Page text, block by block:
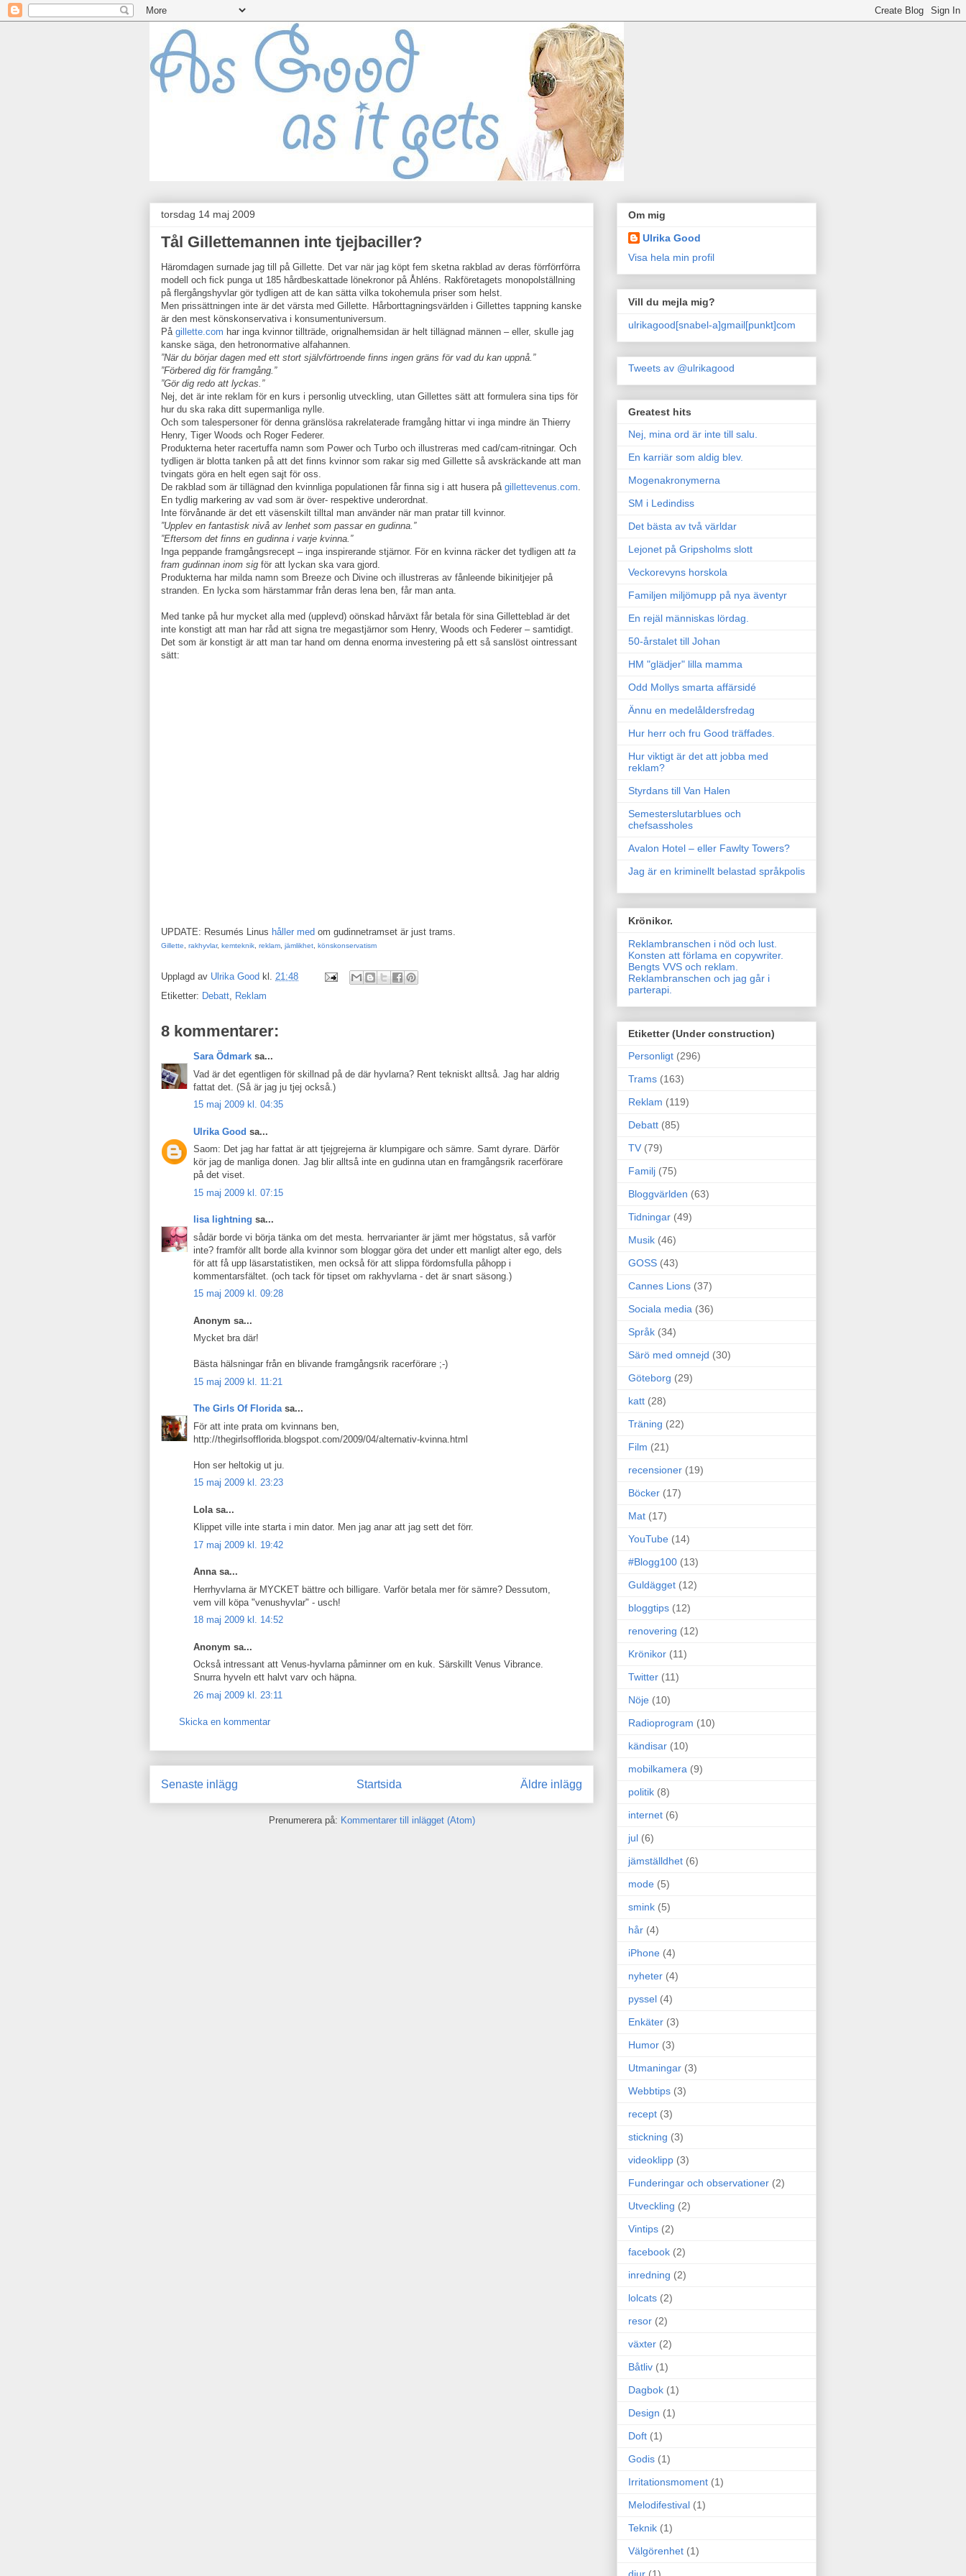
torsdag 14 maj 2009
Tål Gillettemannen inte tjejbaciller?
Häromdagen surnade jag till på Gillette. Det var när jag köpt fem sketna rakblad av deras förrförrförra
modell och fick punga ut 185 hårdbeskattade lönekronor på Åhléns. Rakföretagets monopolställning
på flergångshyvlar gör tydligen att de kan sätta vilka tokohemula priser som helst.
Men prissättningen inte är det värsta med Gillette. Hårborttagningsvärlden i Gillettes tappning kanske
är den mest könskonservativa i konsumentuniversum.
På gillette.com har inga kvinnor tillträde, orignalhemsidan är helt tillägnad männen – eller, skulle jag
kanske säga, den hetronormative alfahannen.
”När du börjar dagen med ett stort självförtroende finns ingen gräns för vad du kan uppnå.”
”Förbered dig för framgång.”
”Gör dig redo att lyckas.”
Nej, det är inte reklam för en kurs i personlig utveckling, utan Gillettes sätt att formulera sina tips för
hur du ska raka ditt supermanliga nylle.
Och som talespersoner för denna gränslösa rakrelaterade framgång hittar vi inga mindre än Thierry
Henry, Tiger Woods och Roger Federer.
Produkterna heter racertuffa namn som Power och Turbo och illustreras med cad/cam-ritningar. Och
tydligen är blotta tanken på att det finns kvinnor som rakar sig med Gillette så avskräckande att man
tvingats göra en helt egen sajt för oss.
De rakblad som är tillägnad den kvinnliga populationen får finna sig i att husera på gillettevenus.com.
En tydlig markering av vad som är över- respektive underordnat.
Inte förvånande är det ett väsenskilt tilltal man använder när man pratar till kvinnor.
”Upplev en fantastisk nivå av lenhet som passar en gudinna.”
”Eftersom det finns en gudinna i varje kvinna.”
Inga peppande framgångsrecept – inga inspirerande stjärnor. För en kvinna räcker det tydligen att ta
fram gudinnan inom sig för att lyckan ska vara gjord.
Produkterna har milda namn som Breeze och Divine och illustreras av fånleende bikinitjejer på
stranden. En lycka som härstammar från deras lena ben, får man anta.
Med tanke på hur mycket alla med (upplevd) oönskad hårväxt får betala för sina Gilletteblad är det
inte konstigt att man har råd att signa tre megastjärnor som Henry, Woods och Federer – samtidigt.
Det som är konstigt är att man tar hand om denna enorma investering på ett så sanslöst ointressant
sätt:
UPDATE: Resumés Linus håller med om gudinnetramset är just trams.
Gillette rakhyvlar, kemteknik reklam jämlikhet könskonservatism
Upplagd av Ulrika Good kl. 21:48
Etiketter: Debatt, Reklam
8 kommentarer:
Sara Ödmark sa...
Vad är det egentligen för skillnad på de där hyvlarna? Rent tekniskt alltså. Jag har aldrig
fattat det. (Så är jag ju tjej också.)
15 maj 2009 kl. 04:35
Ulrika Good sa...
Saom: Det jag har fattat är att tjejgrejerna är klumpigare och sämre. Samt dyrare. Därför
kör jag de manliga donen. Jag blir alltså inte en gudinna utan en framgångsrik racerförare
på det viset.
15 maj 2009 kl. 07:15
lisa lightning sa...
sådär borde vi börja tänka om det mesta. herrvarianter är jämt mer högstatus, så varför
inte? framför allt borde alla kvinnor som bloggar göra det under ett manligt alter ego, dels
för att få upp läsarstatistiken, men också för att slippa fördomsfulla påhopp i
kommentarsfältet. (och tack för tipset om rakhyvlarna - det är snart säsong.)
15 maj 2009 kl. 09:28
Anonym sa...
Mycket bra där!
Bästa hälsningar från en blivande framgångsrik racerförare ;-)
15 maj 2009 kl. 11:21
The Girls Of Floridasa...
För att inte prata om kvinnans ben,
http://thegirlsofflorida.blogspot.com/2009/04/alternativ-kvinna.html
Hon ser heltokig ut ju.
15 maj 2009 kl. 23:23
Lola sa...
Klippet ville inte starta i min dator. Men jag anar att jag sett det förr.
17 maj 2009 kl. 19:42
Anna sa...
Herrhyvlarna är MYCKET bättre och billigare. Varför betala mer för sämre? Dessutom,
vem vill köpa "venushyvlar" - usch!
18 maj 2009 kl. 14:52
Anonym sa...
Också intressant att Venus-hyvlarna påminner om en kuk. Särskillt Venus Vibrance.
Snurra hyveln ett halvt varv och häpna.
26 maj 2009 kl. 23:11
Skicka en kommentar
Senaste inlägg Äldre inlägg
Startsida
Prenumerera på: Kommentarer till inlägget (Atom)
Om mig
Ulrika Good
Visa hela min profil
Vill du mejla mig?
ulrikagood[snabel-a]gmail[punkt]com
Tweets av @ulrikagood
Greatest hits
Nej, mina ord är inte till salu.
En karriär som aldig blev.
Mogenakronymerna
SM i Ledindiss
Det bästa av två världar
Lejonet på Gripsholms slott
Veckorevyns horskola
Familjen miljömupp på nya äventyr
En rejäl människas lördag.
50-årstalet till Johan
HM "glädjer" lilla mamma
Odd Mollys smarta affärsidé
Ännu en medelåldersfredag
Hur herr och fru Good träffades.
Hur viktigt är det att jobba med
reklam?
Styrdans till Van Halen
Semesterslutarblues och
chefsassholes
Avalon Hotel – eller Fawlty Towers?
Jag är en kriminellt belastad språkpolis
Krönikor.
Reklambranschen i nöd och lust.
Konsten att förlama en copywriter.
Bengts VVS och reklam.
Reklambranschen och jag går i
parterapi.
Etiketter (Under construction)
Personligt (296)
Trams (163)
Reklam (119)
Debatt (85)
TV (79)
Familj (75)
Bloggvärlden (63)
Tidningar (49)
Musik (46)
GOSS (43)
Cannes Lions (37)
Sociala media (36)
Språk (34)
Särö med omnejd (30)
Göteborg (29)
katt (28)
Träning (22)
Film (21)
recensioner (19)
Böcker (17)
Mat (17)
YouTube (14)
#Blogg100 (13)
Guldägget (12)
bloggtips (12)
renovering (12)
Krönikor (11)
Twitter (11)
Nöje (10)
Radioprogram (10)
kändisar (10)
mobilkamera (9)
politik (8)
internet (6)
jul (6)
jämställdhet (6)
mode (5)
smink (5)
hår (4)
iPhone (4)
nyheter (4)
pyssel (4)
Enkäter (3)
Humor (3)
Utmaningar (3)
Webbtips (3)
recept (3)
stickning (3)
videoklipp (3)
Funderingar och observationer (2)
Utveckling (2)
Vintips (2)
facebook (2)
inredning (2)
lolcats (2)
resor (2)
växter (2)
Båtliv (1)
Dagbok (1)
Design (1)
Doft (1)
Godis (1)
Irritationsmoment (1)
Melodifestival (1)
Teknik (1)
Välgörenhet (1)